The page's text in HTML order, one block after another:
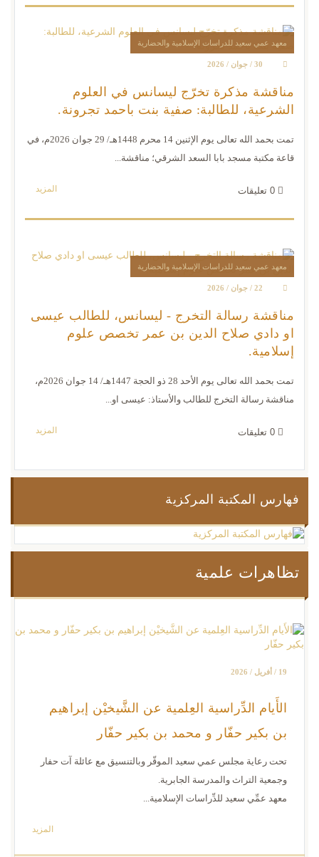
معهد عمي سعيد للدراسات الإسلامية والحضارية
مناقشة مذكرة تخرّج ليسانس في العلوم
الشرعية، للطالبة: صفية بنت باحمد تجرونة.
تمت بحمد الله تعالى يوم الإثنين 14 محرم 1448هـ/ 29 جوان 2026م، في
قاعة مكتبة مسجد بابا السعد الشرقي؛ مناقشة...
المزيد 0 تعليقات
معهد عمي سعيد للدراسات الإسلامية والحضارية
مناقشة رسالة التخرج - ليسانس، للطالب عيسى
او دادي صلاح الدين بن عمر تخصص علوم
إسلامية.
تمت بحمد الله تعالى يوم الأحد 28 ذو الحجة 1447هـ/ 14 جوان 2026م،
مناقشة رسالة التخرج للطالب والأستاذ: عيسى او...
المزيد 0 تعليقات
فهارس المكتبة المركزية
تظاهرات علمية
19 / أفريل / 2026
الأَيام الدِّراسية العِلمية عن الشَّيخيْن إبراهيم
بن بكير حفّار و محمد بن بكير حفّار
تحت رعاية مجلس عمي سعيد الموقّر وبالتنسيق مع عائلة آت حفار
وجمعية التراث والمدرسة الجابرية.
معهد عمِّي سعيد للدِّراسات الإسلامية...
المزيد